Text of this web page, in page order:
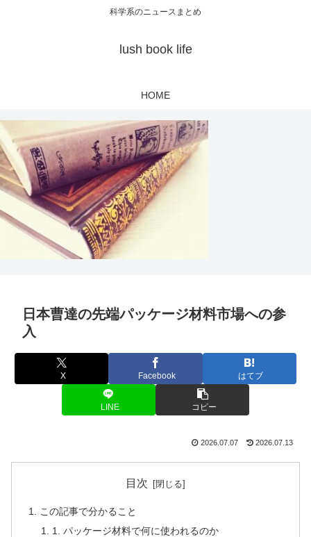
科学系のニュースまとめ
lush book life
HOME
日本曹達の先端パッケージ材料市場への参
入
X Facebook はてブ
LINE コピー
2026.07.07 2026.07.13
目次
この記事で分かること
1. パッケージ材料で何に使われるのか